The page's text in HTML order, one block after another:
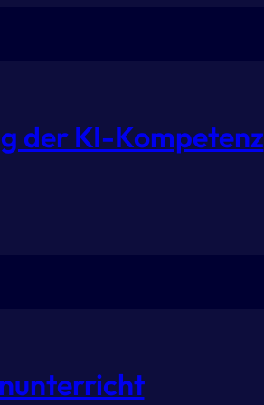
der KI-Kompetenz